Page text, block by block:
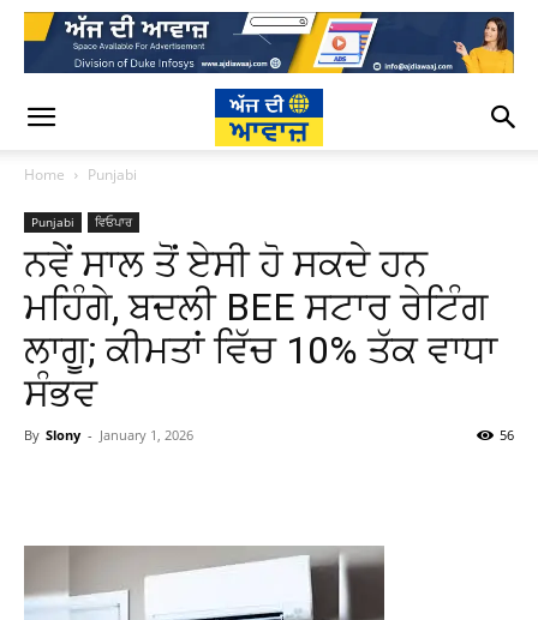
Home Punjabi
Punjabi ਵਿਓਪਾਰ
ਨਵੇਂ ਸਾਲ ਤੋਂ ਏਸੀ ਹੋ ਸਕਦੇ ਹਨ
ਮਹਿੰਗੇ, ਬਦਲੀ BEE ਸਟਾਰ ਰੇਟਿੰਗ
ਲਾਗੂ; ਕੀਮਤਾਂ ਵਿੱਚ 10% ਤੱਕ ਵਾਧਾ
ਸੰਭਵ
By Slony - January 1, 2026 56